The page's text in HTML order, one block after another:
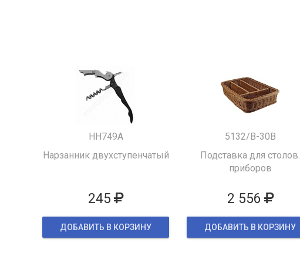
HH749A
Нарзанник двухступенчатый
245
ДОБАВИТЬ В КОРЗИНУ
5132/B-30B
Подставка для столов.
приборов
2 556
ДОБАВИТЬ В КОРЗИНУ